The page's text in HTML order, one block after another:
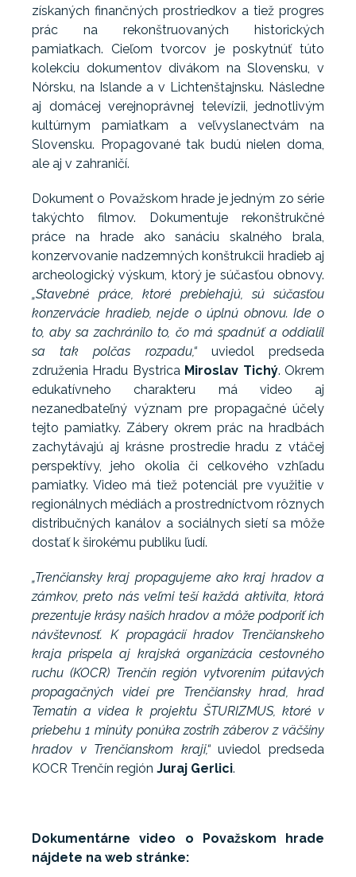
získaných finančných prostriedkov a tiež progres
prác na rekonštruovaných historických
pamiatkach. Cieľom tvorcov je poskytnúť túto
kolekciu dokumentov divákom na Slovensku, v
Nórsku, na Islande a v Lichtenštajnsku. Následne
aj domácej verejnoprávnej televízii, jednotlivým
kultúrnym pamiatkam a veľvyslanectvám na
Slovensku. Propagované tak budú nielen doma,
ale aj v zahraničí.
Dokument o Považskom hrade je jedným zo série
takýchto filmov. Dokumentuje rekonštrukčné
práce na hrade ako sanáciu skalného brala,
konzervovanie nadzemných konštrukcii hradieb aj
archeologický výskum, ktorý je súčasťou obnovy.
„Stavebné práce, ktoré prebiehajú, sú súčasťou
konzervácie hradieb, nejde o úplnú obnovu. Ide o
to, aby sa zachránilo to, čo má spadnúť a oddialil
sa tak polčas rozpadu,“uviedol predseda
združenia Hradu Bystrica Miroslav Tichý. Okrem
edukatívneho charakteru má video aj
nezanedbateľný význam pre propagačné účely
tejto pamiatky. Zábery okrem prác na hradbách
zachytávajú aj krásne prostredie hradu z vtáčej
perspektívy, jeho okolia či celkového vzhľadu
pamiatky. Video má tiež potenciál pre využitie v
regionálnych médiách a prostredníctvom rôznych
distribučných kanálov a sociálnych sietí sa môže
dostať k širokému publiku ľudí.
„Trenčiansky kraj propagujeme ako kraj hradov a
zámkov, preto nás veľmi teší každá aktivita, ktorá
prezentuje krásy našich hradov a môže podporiť ich
návštevnosť. K propagácií hradov Trenčianskeho
kraja prispela aj krajská organizácia cestovného
ruchu (KOCR) Trenčín región vytvorením pútavých
propagačných videí pre Trenčiansky hrad, hrad
Tematín a videa k projektu ŠTURIZMUS, ktoré v
priebehu 1 minúty ponúka zostrih záberov z väčšiny
hradov v Trenčianskom kraji,“uviedol predseda
KOCR Trenčín región Juraj Gerlici.
Dokumentárne video o Považskom hrade
nájdete na web stránke: